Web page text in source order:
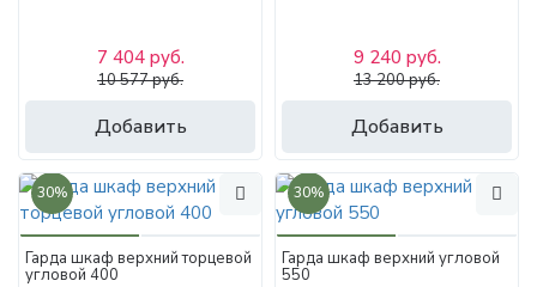
Добавить
7 404 руб.
10 577 руб.
Добавить
9 240 руб.
13 200 руб.
30%
Гарда шкаф верхний торцевой
угловой 400
30%
Гарда шкаф верхний угловой
550